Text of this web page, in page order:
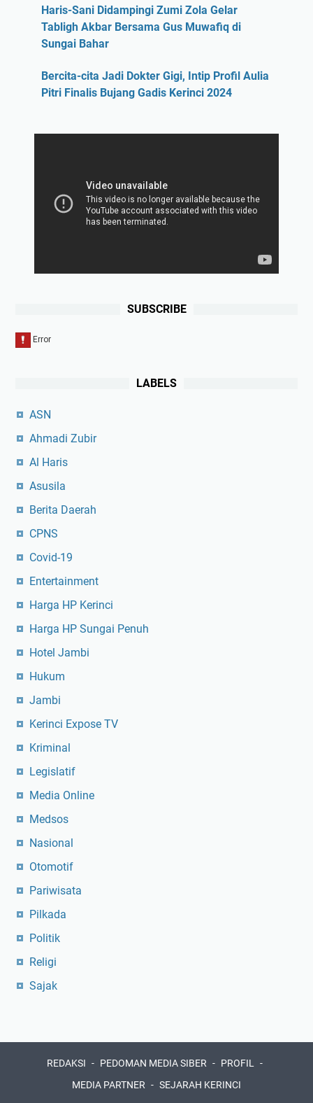
Haris-Sani Didampingi Zumi Zola Gelar
Tabligh Akbar Bersama Gus Muwafiq di
Sungai Bahar
Bercita-cita Jadi Dokter Gigi, Intip Profil Aulia
Pitri Finalis Bujang Gadis Kerinci 2024
SUBSCRIBE
LABELS
ASN
Ahmadi Zubir
Al Haris
Asusila
Berita Daerah
CPNS
Covid-19
Entertainment
Harga HP Kerinci
Harga HP Sungai Penuh
Hotel Jambi
Hukum
Jambi
Kerinci Expose TV
Kriminal
Legislatif
Media Online
Medsos
Nasional
Otomotif
Pariwisata
Pilkada
Politik
Religi
Sajak
REDAKSI PEDOMAN MEDIA SIBER
PROFIL
MEDIA PARTNER
SEJARAH KERINCI